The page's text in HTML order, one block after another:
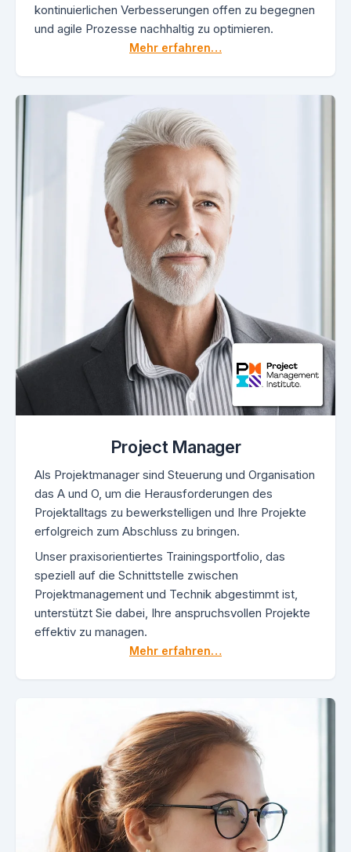
kontinuierlichen Verbesserungen offen zu begegnen
und agile Prozesse nachhaltig zu optimieren.
Mehr erfahren…
Project Manager
Als Projektmanager sind Steuerung und Organisation
das A und O, um die Herausforderungen des
Projektalltags zu bewerkstelligen und Ihre Projekte
erfolgreich zum Abschluss zu bringen.
Unser praxisorientiertes Trainingsportfolio, das
speziell auf die Schnittstelle zwischen
Projektmanagement und Technik abgestimmt ist,
unterstützt Sie dabei, Ihre anspruchsvollen Projekte
effektiv zu managen.
Mehr erfahren…